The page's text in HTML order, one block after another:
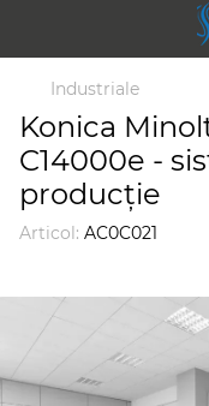
Industriale
Konica
C14000e -
producție
Articol: AC0C021